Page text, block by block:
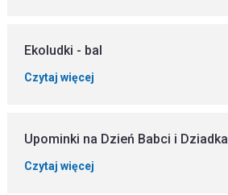
Ekoludki - bal
Czytaj więcej
Upominki na Dzień Babci i Dziadka
Czytaj więcej